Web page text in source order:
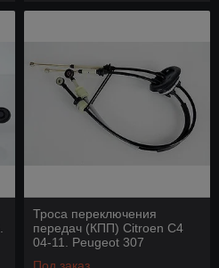
Троса переключения
передач (КПП) Citroen C4
04-11. Peugeot 307